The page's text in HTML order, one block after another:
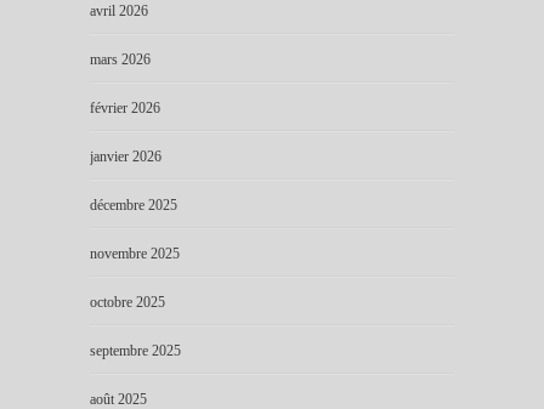
avril 2026
mars 2026
février 2026
janvier 2026
décembre 2025
novembre 2025
octobre 2025
septembre 2025
août 2025